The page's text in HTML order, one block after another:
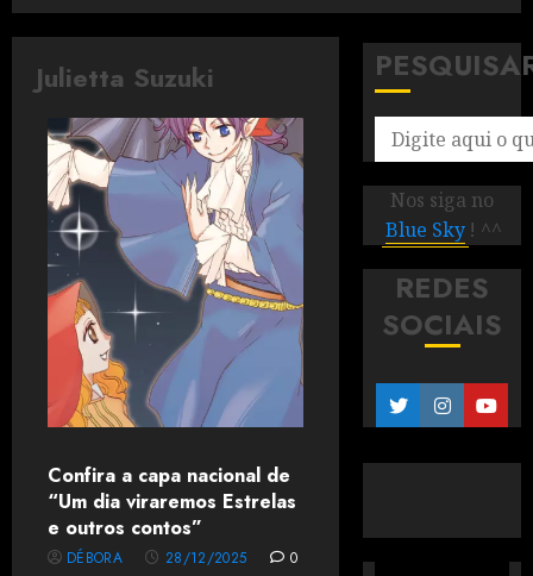
Julietta Suzuki
Confira a capa nacional de
“Um dia viraremos Estrelas
e outros contos”
DÉBORA 28/12/2025 0
Nos siga no
Blue Sky ! ^^
REDES
SOCIAIS